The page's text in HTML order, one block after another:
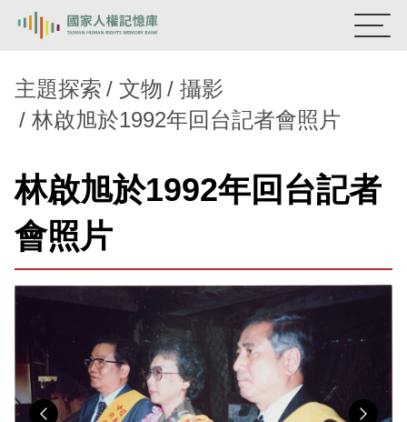
熱門關鍵字：陳孟和 李舜治 鹿窟事件
安康接待室
主題探索
背景知識
關於我們
主題探索 文物
攝影
林啟旭於1992年回台記者會照片
林啟旭於1992年回台記者
會照片
Previous